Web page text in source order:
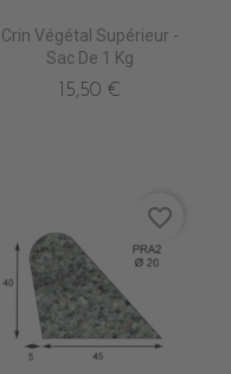
Crin Végétal Supérieur -
Sac De 1 Kg
15,50 €
favorite_border